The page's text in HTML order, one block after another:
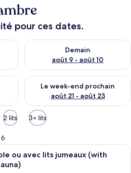
x
n
o
é
s
p
e
s
pour ces dates.
ce soir août 8 - août 9
Demain
août 9 - août 10
Vérifier la disponibilité pour
ce week-end août 14 - août 16
Le week-end prochain
août 21 - août 23
Vérifier la disponibilité pour
2 lits 3+ lits
Une chambre d’hôtel équipée d’un
ou avec lits jumeaux (with